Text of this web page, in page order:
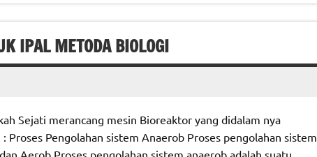
IPAL METODA BIOLOGI
Sejati merancang mesin Bioreaktor yang didalam nya
Proses Pengolahan sistem Anaerob Proses pengolahan sistem